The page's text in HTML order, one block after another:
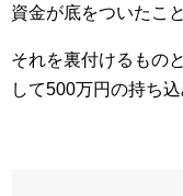
資金が底をついたこ
それを裏付けるもの
して500万円の持ち